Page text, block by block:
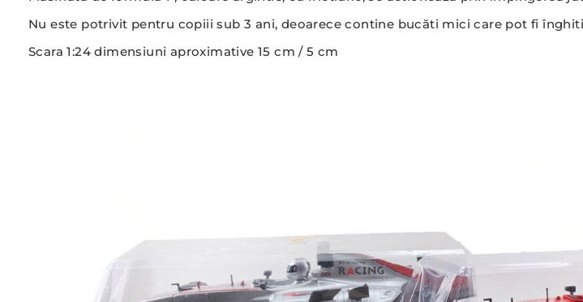
Nu este potrivit pentru copiii sub 3 ani, deoarece contine bucăti mici care pot fi
Scara 1:24 dimensiuni aproximative 15 cm / 5 cm